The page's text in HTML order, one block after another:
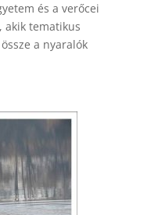
és a verőcei
akik tematikus
a nyaralók